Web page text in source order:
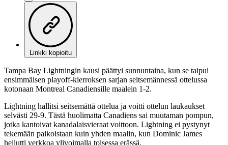
Linkki kopioitu
Tampa Bay Lightningin kausi päättyi sunnuntaina, kun se taipui
ensimmäisen playoff-kierroksen sarjan seitsemännessä ottelussa
kotonaan Montreal Canadiensille maalein 1-2.
Lightning hallitsi seitsemättä ottelua ja voitti ottelun laukaukset
selvästi 29-9. Tästä huolimatta Canadiens sai muutaman pompun,
jotka kantoivat kanadalaisvieraat voittoon. Lightning ei pystynyt
tekemään paikoistaan kuin yhden maalin, kun Dominic James
heilutti verkkoa ylivoimalla toisessa erässä.